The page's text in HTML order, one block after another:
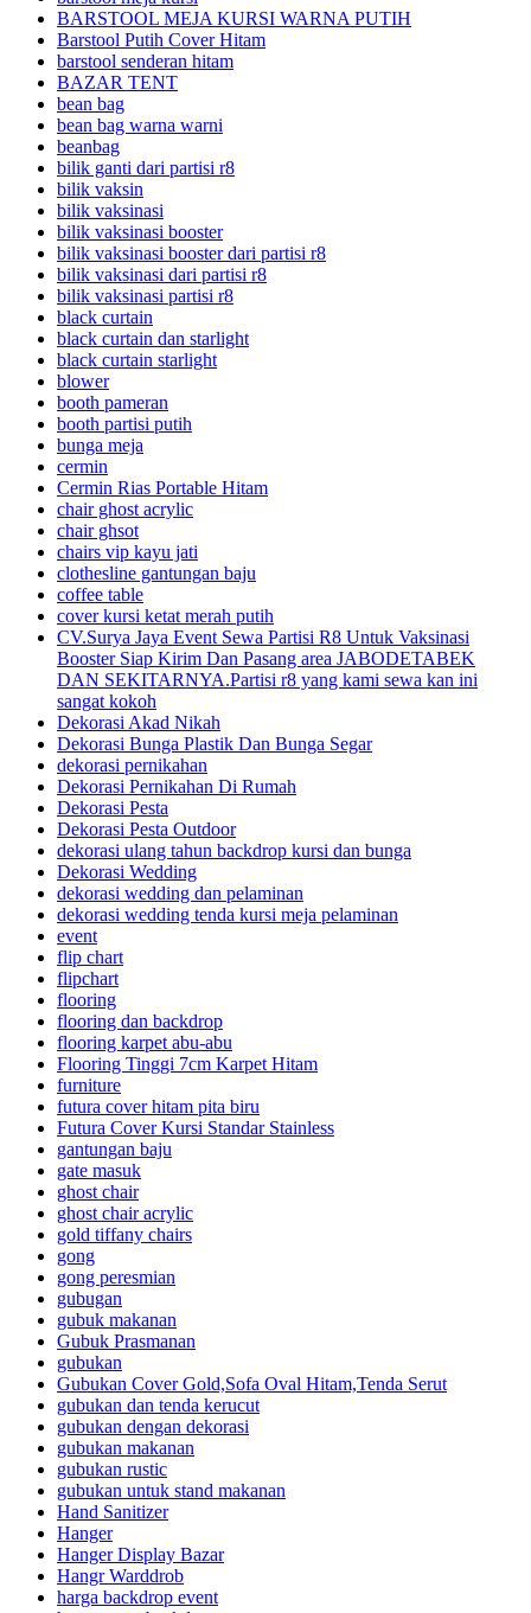
BARSTOOL MEJA KURSI WARNA PUTIH
Barstool Putih Cover Hitam
barstool senderan hitam
BAZAR TENT
bean bag
bean bag warna warni
beanbag
bilik ganti dari partisi r8
bilik vaksin
bilik vaksinasi
bilik vaksinasi booster
bilik vaksinasi booster dari partisi r8
bilik vaksinasi dari partisi r8
bilik vaksinasi partisi r8
black curtain
black curtain dan starlight
black curtain starlight
blower
booth pameran
booth partisi putih
bunga meja
cermin
Cermin Rias Portable Hitam
chair ghost acrylic
chair ghsot
chairs vip kayu jati
clothesline gantungan baju
coffee table
cover kursi ketat merah putih
CV.Surya Jaya Event Sewa Partisi R8 Untuk Vaksinasi
Booster Siap Kirim Dan Pasang area JABODETABEK
DAN SEKITARNYA.Partisi r8 yang kami sewa kan ini
sangat kokoh
Dekorasi Akad Nikah
Dekorasi Bunga Plastik Dan Bunga Segar
dekorasi pernikahan
Dekorasi Pernikahan Di Rumah
Dekorasi Pesta
Dekorasi Pesta Outdoor
dekorasi ulang tahun backdrop kursi dan bunga
Dekorasi Wedding
dekorasi wedding dan pelaminan
dekorasi wedding tenda kursi meja pelaminan
event
flip chart
flipchart
flooring
flooring dan backdrop
flooring karpet abu-abu
Flooring Tinggi 7cm Karpet Hitam
furniture
futura cover hitam pita biru
Futura Cover Kursi Standar Stainless
gantungan baju
gate masuk
ghost chair
ghost chair acrylic
gold tiffany chairs
gong
gong peresmian
gubugan
gubuk makanan
Gubuk Prasmanan
gubukan
Gubukan Cover Gold,Sofa Oval Hitam,Tenda Serut
gubukan dan tenda kerucut
gubukan dengan dekorasi
gubukan makanan
gubukan rustic
gubukan untuk stand makanan
Hand Sanitizer
Hanger
Hanger Display Bazar
Hangr Warddrob
harga backdrop event